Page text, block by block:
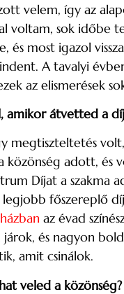
velem, így az
voltam, sok időbe
és most igazol
A tavalyi
az elismerések
amikor átvetted a
megtiszteltetés
közönség adott, és
Díjat a szakma
legjobb főszereplő
az évad
járok, és nagyon
amit csinálok.
veled a közönség?